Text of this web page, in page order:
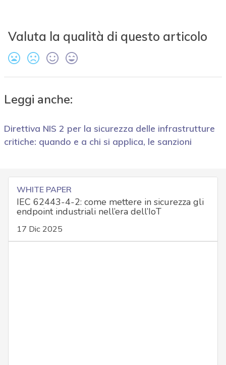
Valuta la qualità di questo articolo
Leggi anche:
Direttiva NIS 2 per la sicurezza delle infrastrutture
critiche: quando e a chi si applica, le sanzioni
WHITE PAPER
IEC 62443-4-2: come mettere in sicurezza gli
endpoint industriali nell’era dell’IoT
17 Dic 2025